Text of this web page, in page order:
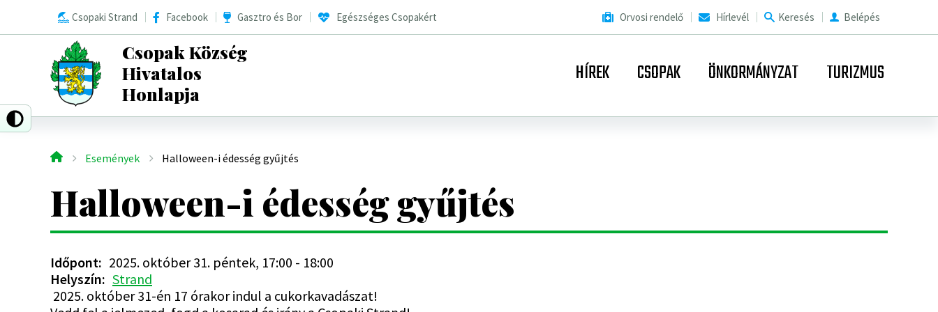
Csopaki Strand Facebook Gasztro és Bor Egészséges Csopakért Orvosi rendelő Hírlevél Keresés Belépés
Csopak Község
Hivatalos
Honlapja
HÍREK CSOPAK ÖNKORMÁNYZAT TURIZMUS
Események Halloween-i édesség gyűjtés
Halloween-i édesség gyűjtés
Időpont 2025. október 31. péntek, 17:00 - 18:00
Helyszín
Strand
2025. október 31-én 17 órakor indul a cukorkavadászat!